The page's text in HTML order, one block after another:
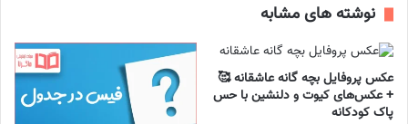
نوشته های مشابه
عکس پروفایل بچه گانه عاشقانه 🥰
+ عکس‌های کیوت و دلنشین با حس
پاک کودکانه